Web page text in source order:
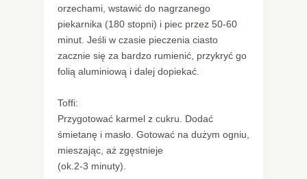
orzechami, wstawić do nagrzanego
piekarnika (180 stopni) i piec przez 50-60
minut. Jeśli w czasie pieczenia ciasto
zacznie się za bardzo rumienić, przykryć go
folią aluminiową i dalej dopiekać.
Toffi:
Przygotować karmel z cukru. Dodać
śmietanę i masło. Gotować na dużym ogniu,
mieszając, aż zgęstnieje
(ok.2-3 minuty).